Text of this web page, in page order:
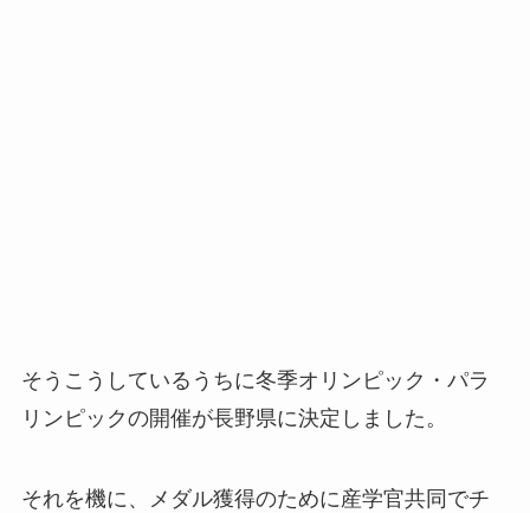
そうこうしているうちに冬季オリンピック・パラ
リンピックの開催が長野県に決定しました。
それを機に、メダル獲得のために産学官共同でチ